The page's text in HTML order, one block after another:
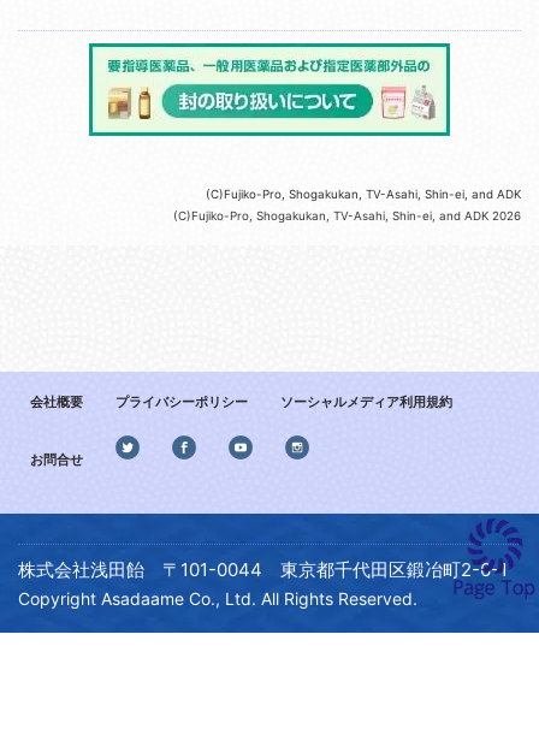
(C)Fujiko-Pro, Shogakukan, TV-Asahi, Shin-ei, and ADK
(C)Fujiko-Pro, Shogakukan, TV-Asahi, Shin-ei, and ADK 2026
会社概要 プライバシーポリシー ソーシャルメディア利用規約
お問合せ
株式会社浅田飴 〒101-0044 東京都千代田区鍛冶町2-6-1
Copyright Asadaame Co., Ltd. All Rights Reserved.